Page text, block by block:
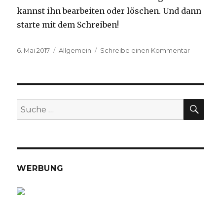
kannst ihn bearbeiten oder löschen. Und dann
starte mit dem Schreiben!
Veröffentlicht
6. Mai 2017 Kategorien
Allgemein Schreibe einen Kommentar
Suche
nach:
WERBUNG